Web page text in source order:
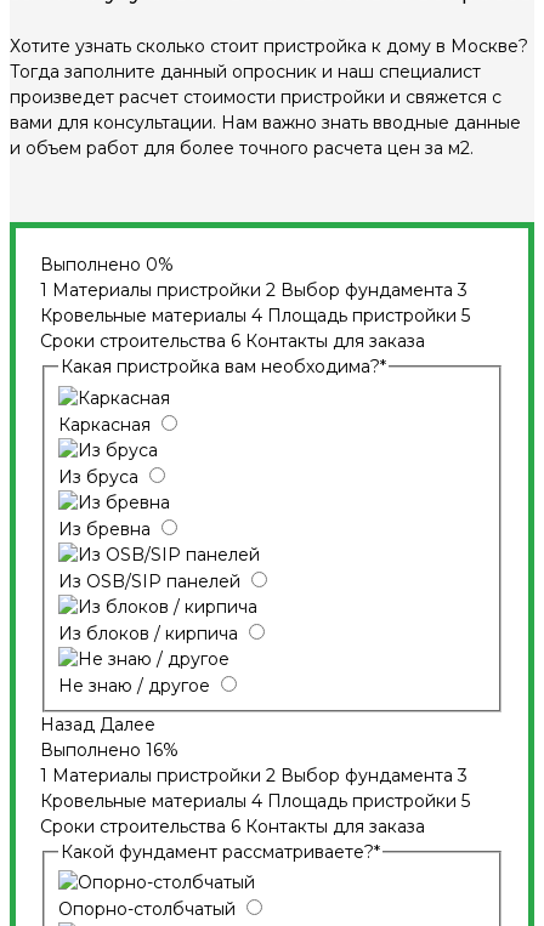
Хотите узнать сколько стоит пристройка к дому в Москве?
Тогда заполните данный опросник и наш специалист
произведет расчет стоимости пристройки и свяжется с
вами для консультации. Нам важно знать вводные данные
и объем работ для более точного расчета цен за м2.
Выполнено 0%
1 Материалы пристройки 2 Выбор фундамента 3
Кровельные материалы 4 Площадь пристройки 5
Сроки строительства 6 Контакты для заказа
Какая пристройка вам необходима?*
Каркасная
Из бруса
Из бревна
Из OSB/SIP панелей
Из блоков / кирпича
Не знаю / другое
Назад Далее
Выполнено 16%
1 Материалы пристройки 2 Выбор фундамента 3
Кровельные материалы 4 Площадь пристройки 5
Сроки строительства 6 Контакты для заказа
Какой фундамент рассматриваете?*
Опорно-столбчатый